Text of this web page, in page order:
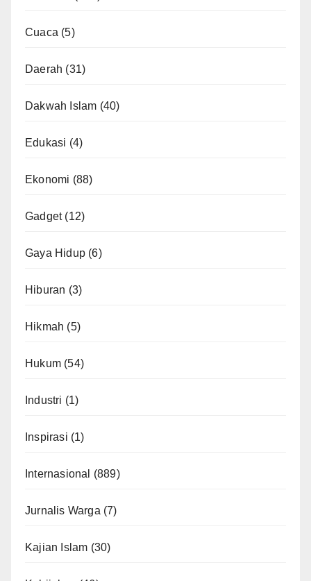
Cuaca (5)
Daerah (31)
Dakwah Islam (40)
Edukasi (4)
Ekonomi (88)
Gadget(12)
Gaya Hidup (6)
Hiburan (3)
Hikmah (5)
Hukum (54)
Industri (1)
Inspirasi (1)
Internasional (889)
Jurnalis Warga (7)
Kajian Islam (30)